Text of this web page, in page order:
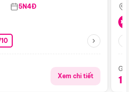
5N4Đ
Xem chi tiết